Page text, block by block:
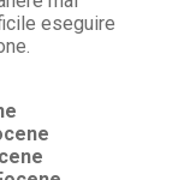
eseguire